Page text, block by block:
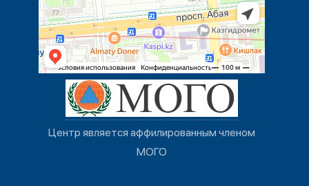
Центр является аффилированным членом
МОГО